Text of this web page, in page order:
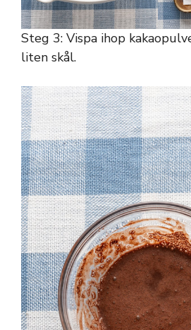
Steg 3: Vispa ihop
liten skål.